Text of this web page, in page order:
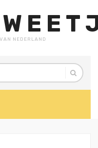
NEDERLAND